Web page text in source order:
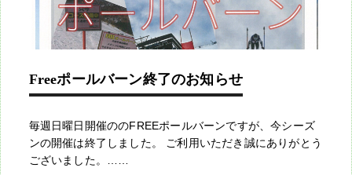
Freeポールバーン終了のお知らせ
毎週日曜日開催ののFREEポールバーンですが、今シーズ
ンの開催は終了しました。 ご利用いただき誠にありがとう
ございました。……